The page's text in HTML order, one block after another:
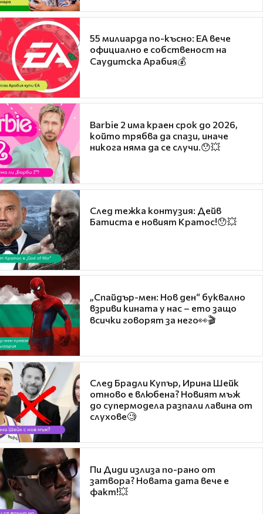
55 милиарда по-късно: EA вече
официално е собственост на
Саудитска Арабия💰
Barbie 2 има краен срок до 2026,
който трябва да спази, иначе
никога няма да се случи.😯💥
След тежка контузия: Дейв
Батиста е новият Кратос!😯💥
„Спайдър-мен: Нов ден“ буквално
взриви кината у нас – ето защо
всички говорят за него👀🎬
След Брадли Купър, Ирина Шейк
отново е влюбена? Новият мъж
до супермодела разпали лавина от
слухове🧐
Пи Диди излиза по-рано от
затвора? Новата дата вече е
факт!💥